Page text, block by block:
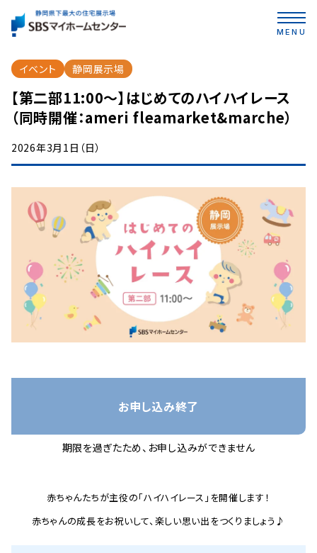
MENU
イベント 静岡展示場
【第二部11:00～】はじめてのハイハイレース
（同時開催：ameri fleamarket&marche）
2026年3月1日（日）
お申し込み終了
期限を過ぎたため、お申し込みができません
赤ちゃんたちが主役の「ハイハイレース」を開催します！
赤ちゃんの成長をお祝いして、楽しい思い出をつくりましょう♪